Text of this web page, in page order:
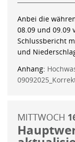
Anbei die
08.09 und 09.09
Schlussbericht
und
Anhang:
MITTWOCH